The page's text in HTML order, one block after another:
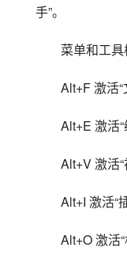
手”。
菜单和工
Alt+F 激活
Alt+E 激活
Alt+V 激活
Alt+I 激活“
Alt+O 激活